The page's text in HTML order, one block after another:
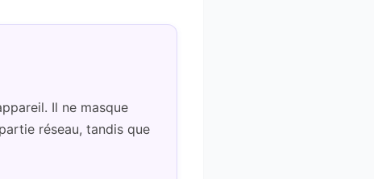
Il ne masque
réseau, tandis que